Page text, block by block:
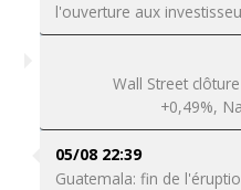
l'ouverture aux
Wall Street
+0,49%,
05/08 22:39
Guatemala: fin de